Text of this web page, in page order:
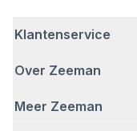
Klantenservice
Veelgestelde vragen
Bezorgen
Over Zeeman
Wie wij zijn
Meer Zeeman